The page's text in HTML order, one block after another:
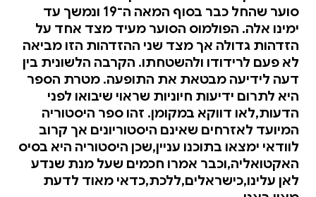
סוער שהחל כבר בסוף המאה ה־19 ונמשך עד
ימינו אלה. הפולמוס הסוער מעיד מצד אחד על
הזדהות גדולה אך מצד שני ההזדהות הזו מביאה
לא פעם לרידודו ולהשטחתו. הקרבה הלשונית בין
דעה לידיעה מבטאת את התופעה. מטרת הספר
היא לתרום ידיעות חיוניות שראוי שיבואו לפני
הדעות,לאו דווקא במקומן. זהו ספר היסטוריה
המיועד לאזרחים שאינם היסטוריונים אך קרוב
לוודאי ימצאו בתוכנו עניין,שכן היסטוריה היא בסיס
האקטואליה,וכבר אמרו חכמים שעל מנת שנדע
לאן עלינו,כישראלים,ללכת,כדאי מאוד לדעת